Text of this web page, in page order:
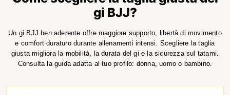
gi BJJ?
Un gi BJJ ben aderente offre maggiore supporto, libertà di movimento
e comfort duraturo durante allenamenti intensi. Scegliere la taglia
giusta migliora la mobilità, la durata del gi e la sicurezza sul tatami.
Consulta la guida adatta al tuo profilo: donna, uomo o bambino.